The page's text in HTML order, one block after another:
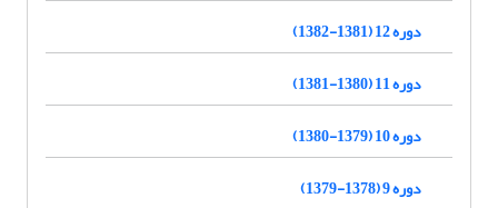
دوره 12 (1381-1382)
دوره 11 (1380-1381)
دوره 10 (1379-1380)
دوره 9 (1378-1379)